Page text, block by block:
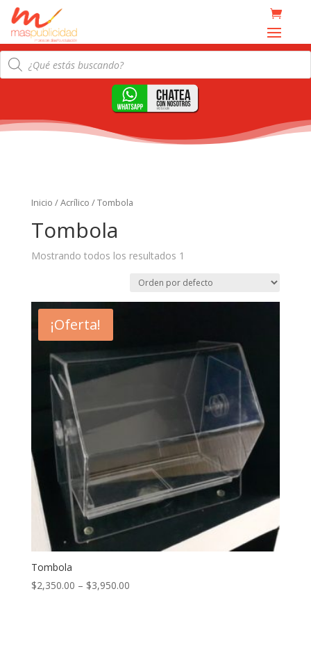
Products
search
Inicio /Acrílico / Tombola
Tombola
Mostrando todos los resultados 1
¡Oferta!
Tombola
$2,350.00 – $3,950.00